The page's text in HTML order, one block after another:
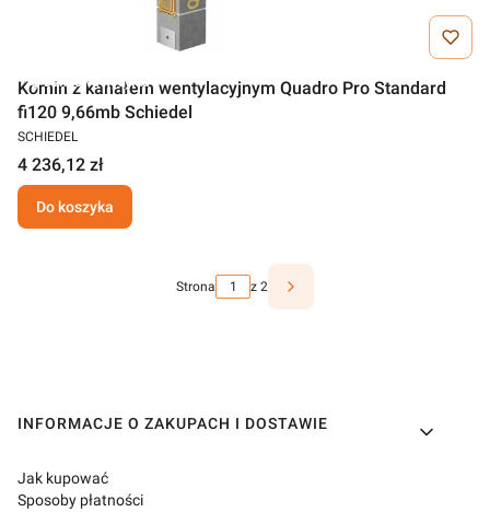
Darmowa wysyłka
Komin z kanałem wentylacyjnym Quadro Pro Standard
fi120 9,66mb Schiedel
SCHIEDEL
4 236,12 zł
Do koszyka
Strona z 2
Linki w stopce
INFORMACJE O ZAKUPACH I DOSTAWIE
Jak kupować
Sposoby płatności